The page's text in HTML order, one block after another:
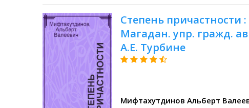
Степень причастности
Магадан. упр. гражд.
А.Е. Турбине
Мифтахутдинов Альберт